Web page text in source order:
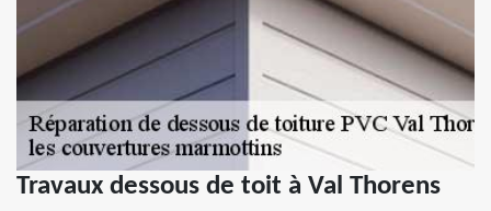
Travaux dessous de toit à Val Thorens